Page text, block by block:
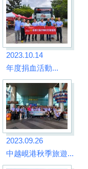
2023.10.14
年度捐血活動...
2023.09.26
中越峴港秋季旅遊...